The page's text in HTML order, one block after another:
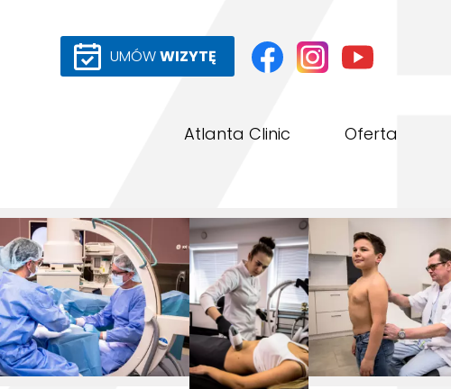
UMÓWWIZYTĘ
Atlanta Clinic Oferta